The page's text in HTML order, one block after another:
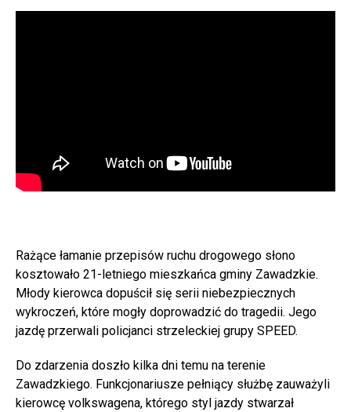
Rażące łamanie przepisów ruchu drogowego słono
kosztowało 21-letniego mieszkańca gminy Zawadzkie.
Młody kierowca dopuścił się serii niebezpiecznych
wykroczeń, które mogły doprowadzić do tragedii. Jego
jazdę przerwali policjanci strzeleckiej grupy SPEED.
Do zdarzenia doszło kilka dni temu na terenie
Zawadzkiego. Funkcjonariusze pełniący służbę zauważyli
kierowcę volkswagena, którego styl jazdy stwarzał